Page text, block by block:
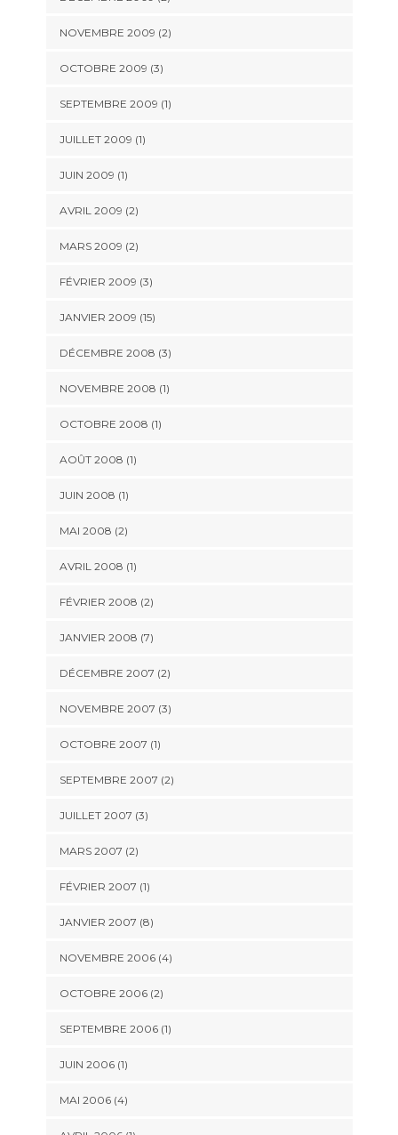
NOVEMBRE 2009 (2)
OCTOBRE 2009 (3)
SEPTEMBRE 2009 (1)
JUILLET 2009 (1)
JUIN 2009 (1)
AVRIL 2009 (2)
MARS 2009 (2)
FÉVRIER 2009 (3)
JANVIER 2009 (15)
DÉCEMBRE 2008 (3)
NOVEMBRE 2008 (1)
OCTOBRE 2008 (1)
AOÛT 2008 (1)
JUIN 2008 (1)
MAI 2008 (2)
AVRIL 2008 (1)
FÉVRIER 2008 (2)
JANVIER 2008 (7)
DÉCEMBRE 2007 (2)
NOVEMBRE 2007 (3)
OCTOBRE 2007 (1)
SEPTEMBRE 2007 (2)
JUILLET 2007 (3)
MARS 2007 (2)
FÉVRIER 2007 (1)
JANVIER 2007 (8)
NOVEMBRE 2006 (4)
OCTOBRE 2006 (2)
SEPTEMBRE 2006 (1)
JUIN 2006 (1)
MAI 2006 (4)